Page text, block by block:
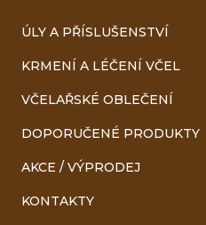
ÚLY A PŘÍSLUŠENSTVÍ
KRMENÍ A LÉČENÍ VČEL
VČELAŘSKÉ OBLEČENÍ
DOPORUČENÉ PRODUKTY
AKCE / VÝPRODEJ
KONTAKTY